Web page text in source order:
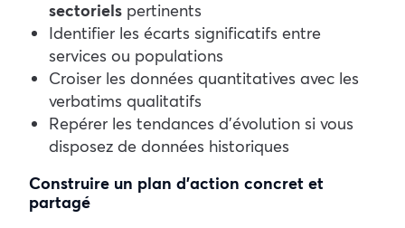
sectoriels pertinents
Identifier les écarts significatifs entre
services ou populations
Croiser les données quantitatives avec les
verbatims qualitatifs
Repérer les tendances d’évolution si vous
disposez de données historiques
Construire un plan d’action concret et
partagé